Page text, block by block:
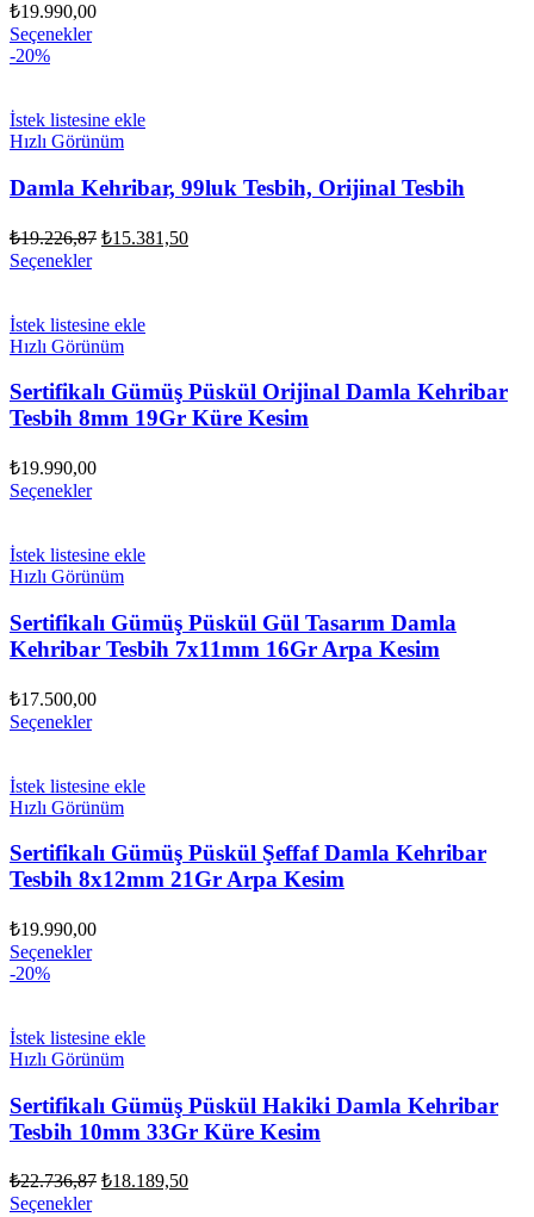
₺19.990,00
Seçenekler
-20%
İstek listesine ekle
Hızlı Görünüm
Damla Kehribar, 99luk Tesbih, Orijinal Tesbih
₺19.226,87 Orijinal
₺15.381,50Şu
Seçenekler
İstek listesine ekle
Hızlı Görünüm
Sertifikalı Gümüş Püskül Orijinal Damla Kehribar
Tesbih 8mm 19Gr Küre Kesim
₺19.990,00
Seçenekler
İstek listesine ekle
Hızlı Görünüm
Sertifikalı Gümüş Püskül Gül Tasarım Damla
Kehribar Tesbih 7x11mm 16Gr Arpa Kesim
₺17.500,00
Seçenekler
İstek listesine ekle
Hızlı Görünüm
Sertifikalı Gümüş Püskül Şeffaf Damla Kehribar
Tesbih 8x12mm 21Gr Arpa Kesim
₺19.990,00
Seçenekler
-20%
İstek listesine ekle
Hızlı Görünüm
Sertifikalı Gümüş Püskül Hakiki Damla Kehribar
Tesbih 10mm 33Gr Küre Kesim
₺22.736,87 Orijinal
₺18.189,50Şu
Seçenekler